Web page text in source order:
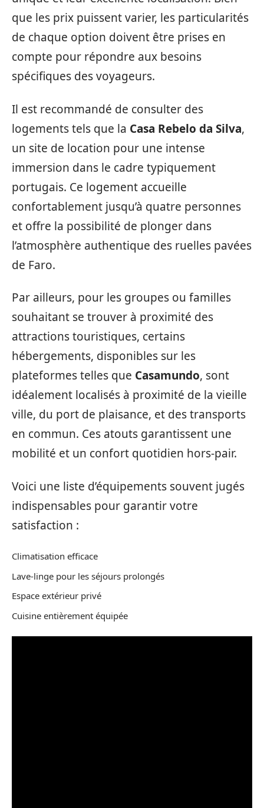
que les prix puissent varier, les particularités
de chaque option doivent être prises en
compte pour répondre aux besoins
spécifiques des voyageurs.
Il est recommandé de consulter des
logements tels que la Casa Rebelo da Silva,
un site de location pour une intense
immersion dans le cadre typiquement
portugais. Ce logement accueille
confortablement jusqu’à quatre personnes
et offre la possibilité de plonger dans
l’atmosphère authentique des ruelles pavées
de Faro.
Par ailleurs, pour les groupes ou familles
souhaitant se trouver à proximité des
attractions touristiques, certains
hébergements, disponibles sur les
plateformes telles que Casamundo, sont
idéalement localisés à proximité de la vieille
ville, du port de plaisance, et des transports
en commun. Ces atouts garantissent une
mobilité et un confort quotidien hors-pair.
Voici une liste d’équipements souvent jugés
indispensables pour garantir votre
satisfaction :
Climatisation efficace
Lave-linge pour les séjours prolongés
Espace extérieur privé
Cuisine entièrement équipée